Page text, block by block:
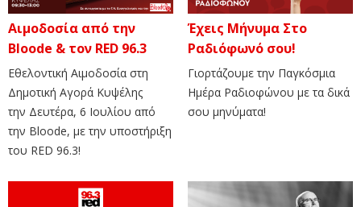
Αιμοδοσία από την
Bloode & τον RED 96.3
Εθελοντική Αιμοδοσία στη
Δημοτική Αγορά Κυψέλης
την Δευτέρα, 6 Ιουλίου από
την Bloode, με την υποστήριξη
του RED 96.3!
Έχεις Μήνυμα Στο
Ραδιόφωνό σου!
Γιορτάζουμε την Παγκόσμια
Ημέρα Ραδιοφώνου με τα δικά
σου μηνύματα!